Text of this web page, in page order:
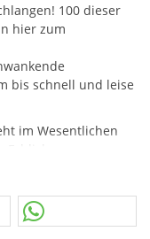
100 dieser
hier zum
bis schnell und leise
im Wesentlichen
auch mal
Angebote! Es
Vorschein, diese